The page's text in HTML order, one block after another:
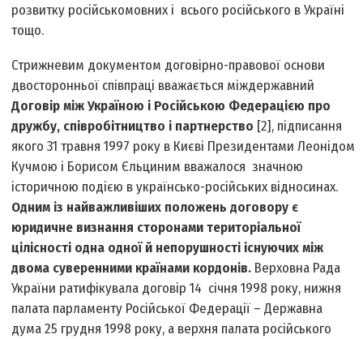
розвитку російськомовних і всього російського в Україні
тощо.
Стрижневим документом договірно-правової основи
двосторонньої співпраці вважається міждержавний
Договір між Україною і Російською Федерацією про
дружбу, співробітництво і партнерство [2], підписання
якого 31 травня 1997 року в Києві Президентами Леонідом
Кучмою і Борисом Єльциним вважалося значною
історичною подією в українсько-російських відносинах.
Одним із найважливіших положень договору є
юридичне визнання сторонами територіальної
цілісності одна одної й непорушності існуючих між
двома суверенними країнами кордонів. Верховна Рада
України ратифікувала договір 14 січня 1998 року, нижня
палата парламенту Російської Федерації – Державна
дума 25 грудня 1998 року, а верхня палата російського